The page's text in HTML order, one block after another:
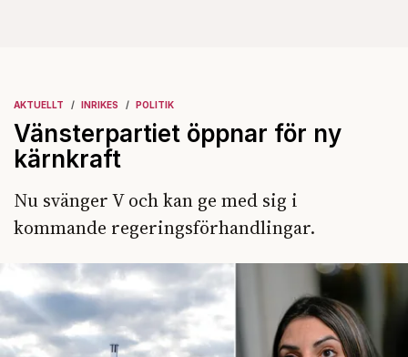
AKTUELLT INRIKES POLITIK
Vänsterpartiet öppnar för ny
kärnkraft
Nu svänger V och kan ge med sig i
kommande regeringsförhandlingar.